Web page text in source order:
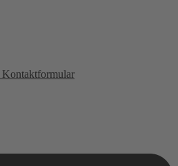
Kontaktformular